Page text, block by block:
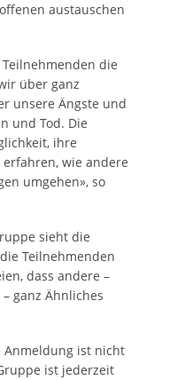
austauschen
die
über ganz
unsere Ängste und
und Tod. Die
ihre
wie andere
umgehen», so
sieht die
Teilnehmenden
dass andere –
ganz Ähnliches
Anmeldung ist nicht
ist jederzeit